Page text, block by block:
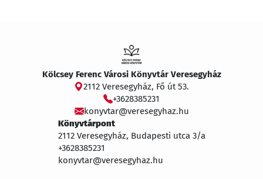
Kölcsey Ferenc Városi Könyvtár Veresegyház
2112 Veresegyház, Fő út 53.
+3628385231
konyvtar@veresegyhaz.hu
Könyvtárpont
2112 Veresegyház, Budapesti utca 3/a
+3628385231
konyvtar@veresegyhaz.hu